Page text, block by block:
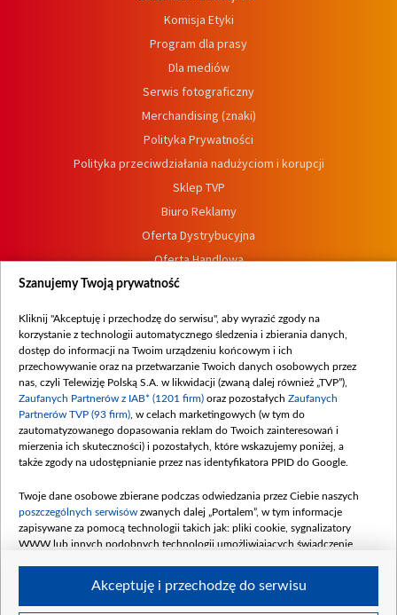
Komisja Etyki
Program dla prasy
Dla mediów
Serwis fotograficzny
Merchandising (znaki)
Polityka Prywatności
Polityka przeciwdziałania nadużyciom i korupcji
Sklep TVP
Biuro Reklamy
Oferta Dystrybucyjna
Oferta Handlowa
Dostępność
Procedura zgłoszeń wewnętrznych
Szanujemy Twoją prywatność
Kliknij "Akceptuję i przechodzę do serwisu", aby wyrazić zgody na
korzystanie z technologii automatycznego śledzenia i zbierania danych,
dostęp do informacji na Twoim urządzeniu końcowym i ich
przechowywanie oraz na przetwarzanie Twoich danych osobowych przez
nas, czyli Telewizję Polską S.A. w likwidacji (zwaną dalej również „TVP”),
Zaufanych Partnerów z IAB* (1201 firm) oraz pozostałych Zaufanych
Partnerów TVP (93 firm) , w celach marketingowych (w tym do
zautomatyzowanego dopasowania reklam do Twoich zainteresowań i
mierzenia ich skuteczności) i pozostałych, które wskazujemy poniżej, a
także zgody na udostępnianie przez nas identyfikatora PPID do Google.
Twoje dane osobowe zbierane podczas odwiedzania przez Ciebie naszych
poszczególnych serwisów zwanych dalej „Portalem”, w tym informacje
zapisywane za pomocą technologii takich jak: pliki cookie, sygnalizatory
WWW lub innych podobnych technologii umożliwiających świadczenie
Akceptuję i przechodzę do serwisu